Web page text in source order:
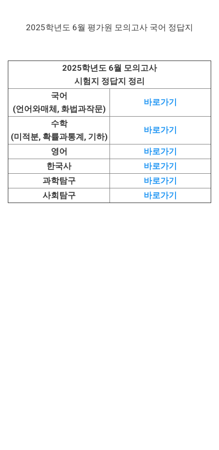
2025학년도 6월 평가원 모의고사 국어 정답지
2025학년도 6월 모의고사
시험지 정답지 정리
국어
(언어와매체, 화법과작문)
바로가기
수학
(미적분, 확률과통계, 기하)
바로가기
영어
바로가기
한국사
바로가기
과학탐구
바로가기
사회탐구
바로가기